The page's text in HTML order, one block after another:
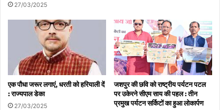
27/03/2025
एक पौधा जरूर लगाएं, धरती को हरियाली दें
: राज्यपाल डेका
27/03/2025
जशपुर की छवि को राष्ट्रीय पर्यटन पटल
पर उकेरने सीएम साय की पहल : तीन
प्रमुख पर्यटन सर्किटों का हुआ लोकार्पण